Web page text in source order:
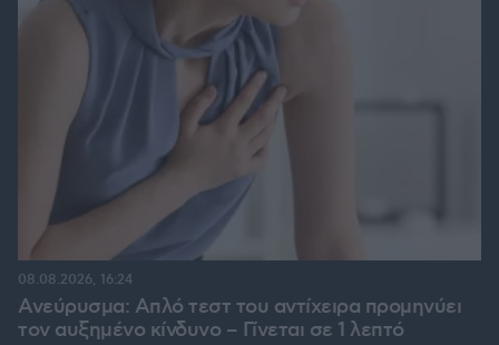
Ανεύρυσμα: Απλό τεστ του αντίχειρα προμηνύει
τον αυξημένο κίνδυνο – Γίνεται σε 1 λεπτό
08.08.2026, 16:24